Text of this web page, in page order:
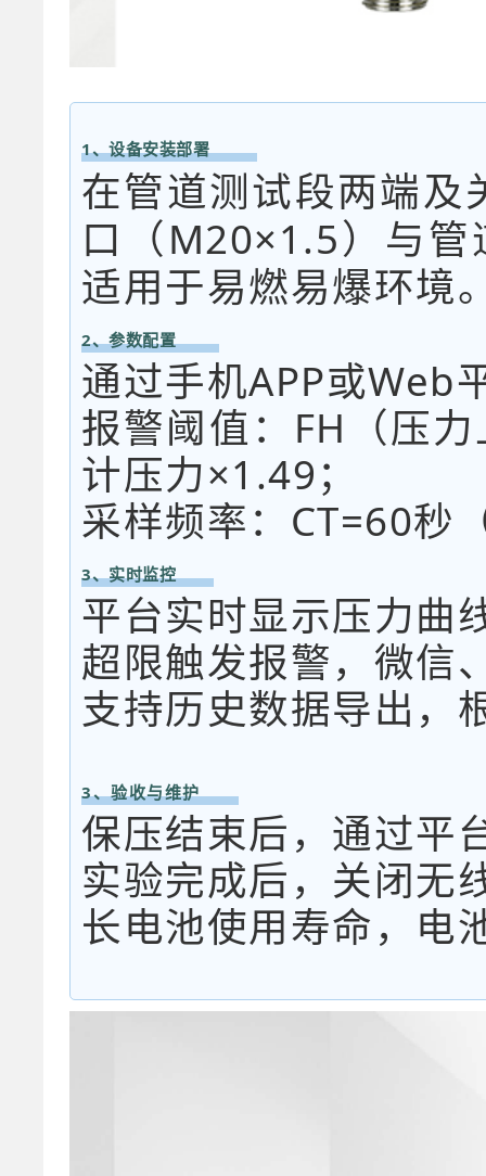
1、设备安装部署
在管道测试段两端及
口（M20×1.5）与
适用于易燃易爆环
2、参数配置
通过手机APP或
报警阈值：FH（压
计压力×1.49；
采样频率：CT=60
3、实时监控
平台实时显示压力
超限触发报警，微
支持历史数据导出
3、验收与维护
保压结束后，通过
实验完成后，关闭无
长电池使用寿命，